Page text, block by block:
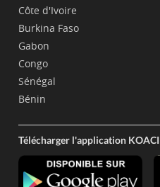
Côte d'Ivoire
Burkina Faso
Gabon
Congo
Sénégal
Bénin
Télécharger l'application KOACI